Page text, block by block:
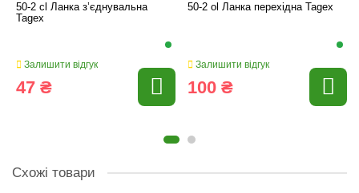
50-2 cl Ланка з’єднувальна
Tagex
Залишити відгук
47 ₴
50-2 ol Ланка перехідна Tagex
Залишити відгук
100 ₴
Схожі товари